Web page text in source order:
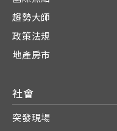
趨勢大師
政策法規
地產房市
社會
突發現場